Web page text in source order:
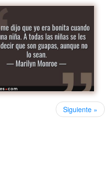
Siguiente »